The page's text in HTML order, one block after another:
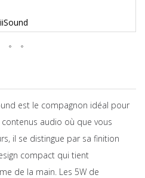
est le compagnon idéal pour
audio où que vous
il se distingue par sa finition
compact qui tient
de la main. Les 5W de